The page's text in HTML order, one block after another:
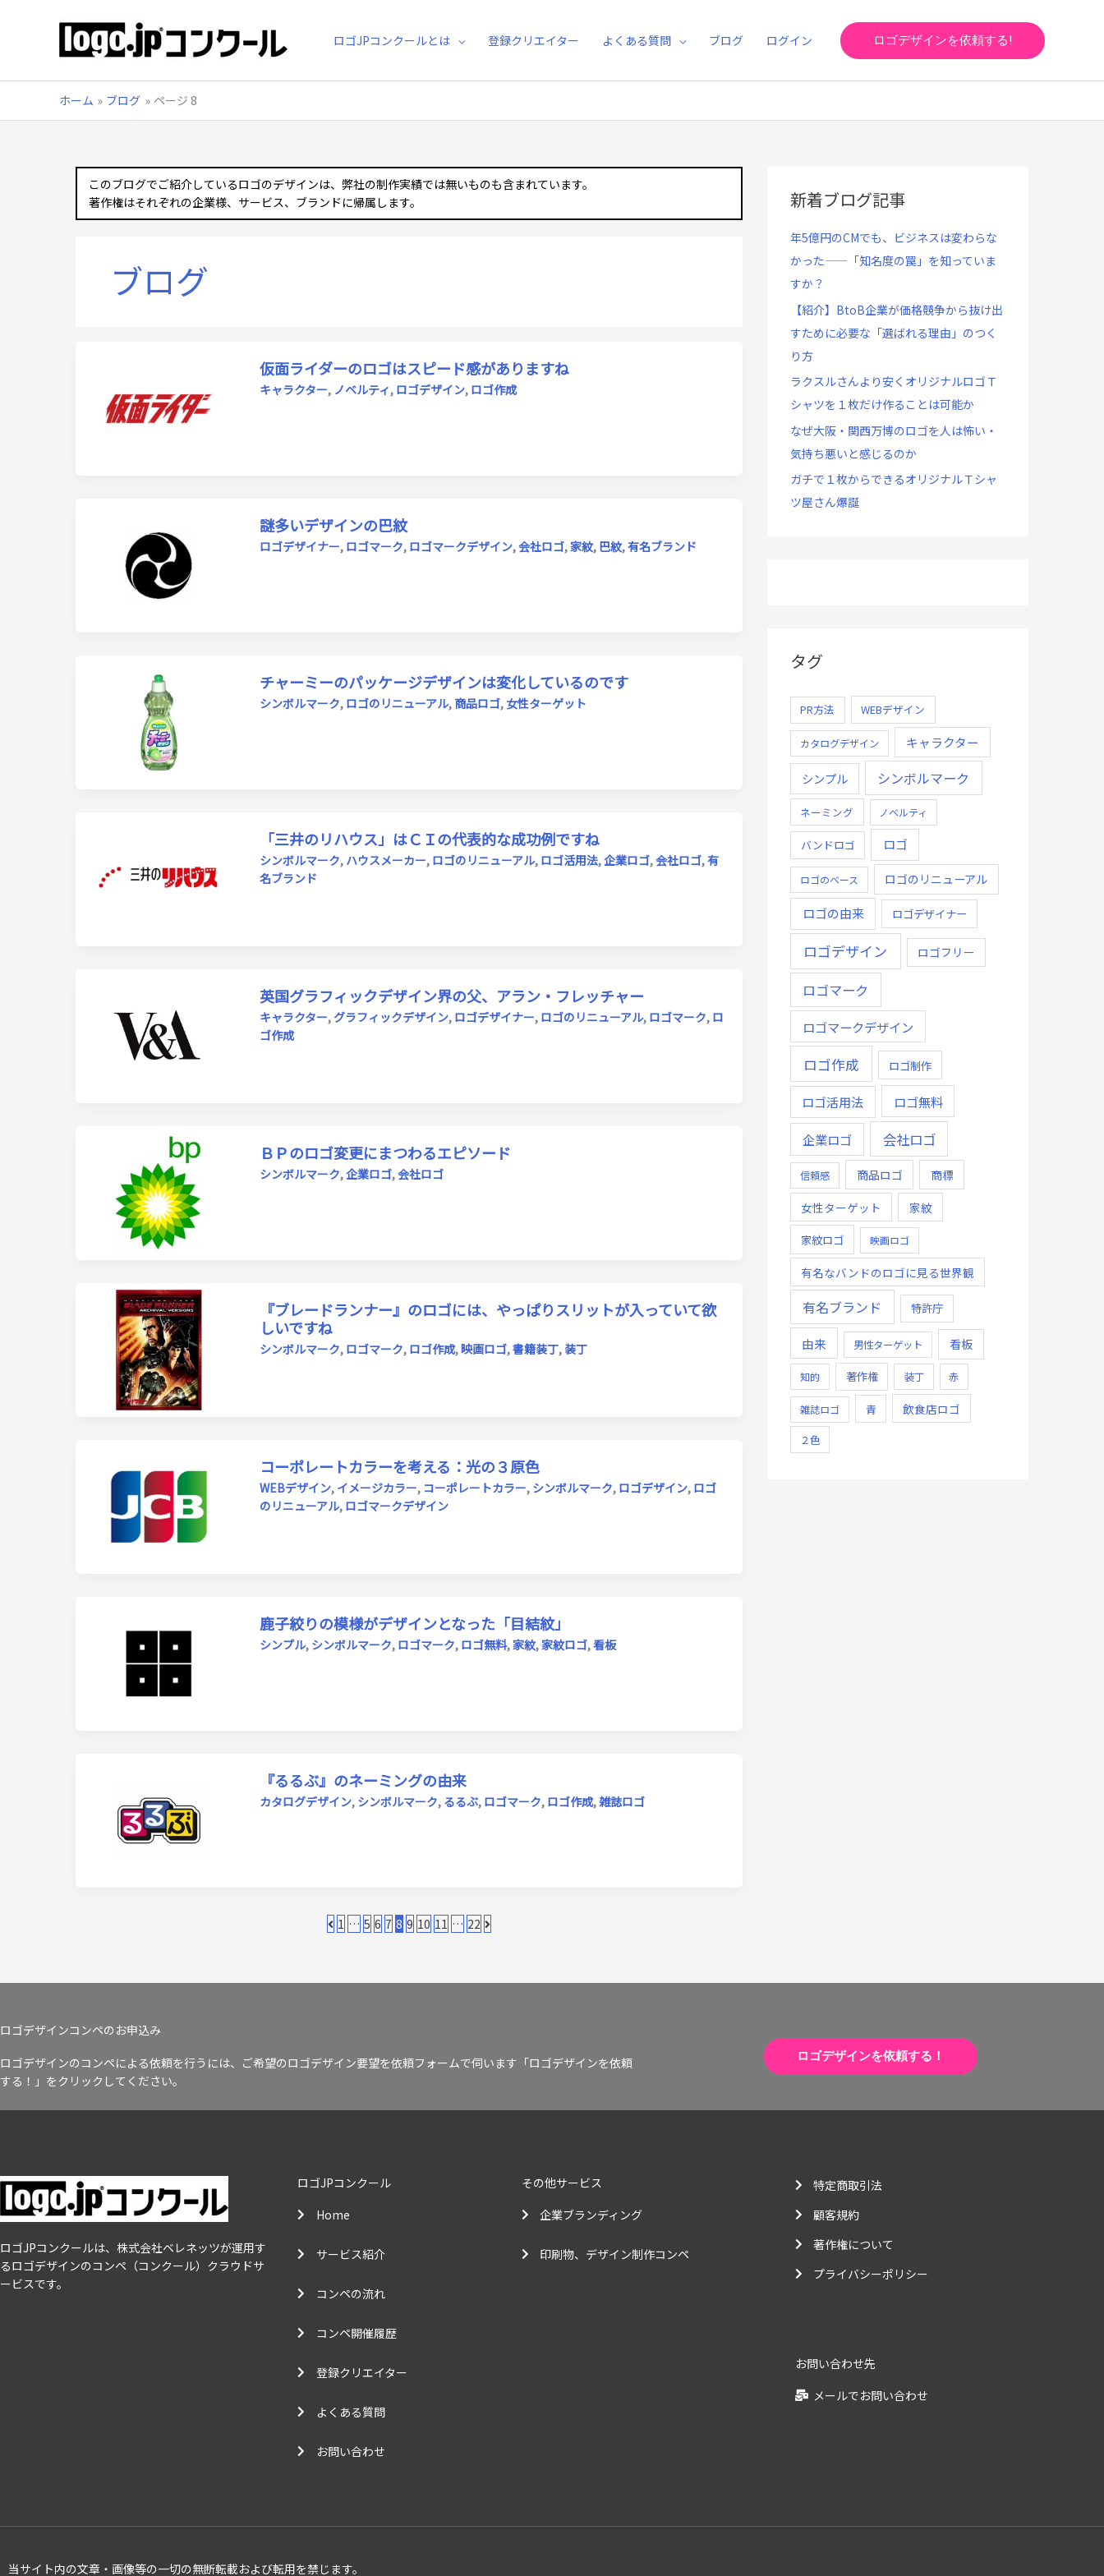
キ
プ
ロゴJPコンクールとは 登録クリエイター よくある質問 ブログ ログイン ロゴデザインを依頼する!
ホーム ブログ ページ 8
このブログでご紹介しているロゴのデザインは、弊社の制作実績では無いものも含まれています。
著作権はそれぞれの企業様、サービス、ブランドに帰属します。
ブログ
仮面ライダーのロゴはスピード感がありますね
キャラクター, ノベルティ, ロゴデザイン, ロゴ作成
謎多いデザインの巴紋
ロゴデザイナー, ロゴマーク, ロゴマークデザイン,会社ロゴ,家紋, 巴紋,有名ブランド
チャーミーのパッケージデザインは変化しているのです
シンボルマーク, ロゴのリニューアル, 商品ロゴ, 女性ターゲット
「三井のリハウス」はＣＩの代表的な成功例ですね
シンボルマーク, ハウスメーカー, ロゴのリニューアル, ロゴ活用法,企業ロゴ,会社ロゴ,有
名ブランド
英国グラフィックデザイン界の父、アラン・フレッチャー
キャラクター, グラフィックデザイン, ロゴデザイナー, ロゴのリニューアル, ロゴマーク, ロ
ゴ作成
ＢＰのロゴ変更にまつわるエピソード
シンボルマーク,企業ロゴ,会社ロゴ
『ブレードランナー』のロゴには、やっぱりスリットが入っていて欲
しいですね
シンボルマーク, ロゴマーク, ロゴ作成,映画ロゴ,書籍装丁, 装丁
コーポレートカラーを考える：光の３原色
WEBデザイン, イメージカラー, コーポレートカラー, シンボルマーク, ロゴデザイン, ロゴ
のリニューアル, ロゴマークデザイン
鹿子絞りの模様がデザインとなった「目結紋」
シンプル, シンボルマーク, ロゴマーク, ロゴ無料,家紋,家紋ロゴ,看板
『るるぶ』のネーミングの由来
カタログデザイン, シンボルマーク, るるぶ, ロゴマーク, ロゴ作成,雑誌ロゴ
1 … 5 6 7 8 9 10 11 … 22
新着ブログ記事
年5億円のCMでも、ビジネスは変わらな
かった——「知名度の罠」を知っていま
すか？
【紹介】BtoB企業が価格競争から抜け出
すために必要な「選ばれる理由」のつく
り方
ラクスルさんより安くオリジナルロゴＴ
シャツを１枚だけ作ることは可能か
なぜ大阪・関西万博のロゴを人は怖い・
気持ち悪いと感じるのか
ガチで１枚からできるオリジナルＴシャ
ツ屋さん爆誕
タグ
PR方法 WEBデザイン
カタログデザイン キャラクター
シンプル シンボルマーク
ネーミング ノベルティ
バンドロゴ ロゴ
ロゴのベース ロゴのリニューアル
ロゴの由来 ロゴデザイナー
ロゴデザイン ロゴフリー
ロゴマーク
ロゴマークデザイン
ロゴ作成 ロゴ制作
ロゴ活用法 ロゴ無料
企業ロゴ 会社ロゴ
信頼感 商品ロゴ
商標
女性ターゲット
家紋
家紋ロゴ
映画ロゴ
有名なバンドのロゴに見る世界観
有名ブランド 特許庁
由来 男性ターゲット 看板
知的 著作権 装丁 赤
雑誌ロゴ 青 飲食店ロゴ
２色
ロゴデザインコンペのお申込み
ロゴデザインのコンペによる依頼を行うには、ご希望のロゴデザイン要望を依頼フォームで伺います「ロゴデザインを依頼
する！」をクリックしてください。
ロゴデザインを依頼する！
ロゴJPコンクールは、株式会社ベレネッツが運用す
るロゴデザインのコンペ（コンクール）クラウドサ
ービスです。
ロゴJPコンクール
Home
サービス紹介
コンペの流れ
コンペ開催履歴
登録クリエイター
よくある質問
お問い合わせ
その他サービス
企業ブランディング
印刷物、デザイン制作コンペ
特定商取引法
顧客規約
著作権について
プライバシーポリシー
お問い合わせ先
メールでお問い合わせ
当サイト内の文章・画像等の一切の無断転載および転用を禁じます。